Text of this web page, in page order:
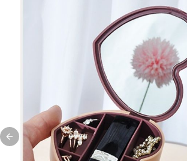
Previous slide